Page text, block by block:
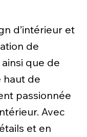
d’intérieur et
de
que de
haut de
passionnée
Avec
et en